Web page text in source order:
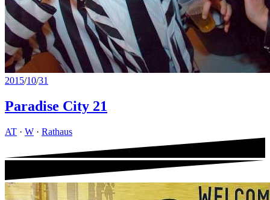
2015/10/31
Paradise City 21
AT · W · Rathaus